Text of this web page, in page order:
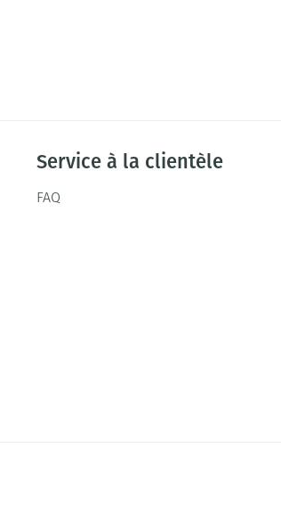
Service à la clientèle
FAQ